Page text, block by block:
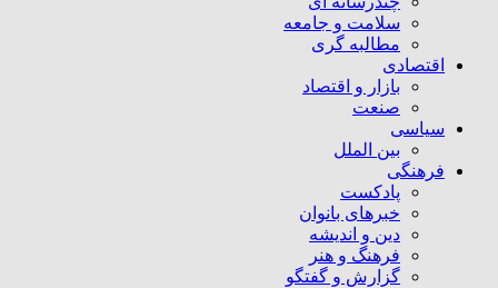
سلامت و جامعه
مطالبه گری
اقتصادی
بازار و اقتصاد
صنعت
سیاسی
بین الملل
فرهنگی
پادکست
خبرهای بانوان
دین و اندیشه
فرهنگ و هنر
گزارش و گفتگو